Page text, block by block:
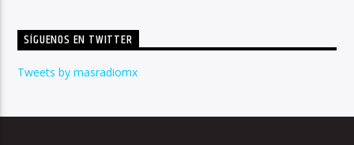
SÍGUENOS EN TWITTER
Tweets by masradiomx